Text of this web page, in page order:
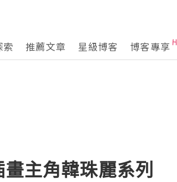
索 推薦文章 星級博客 博客專享
主角韓珠麗系列